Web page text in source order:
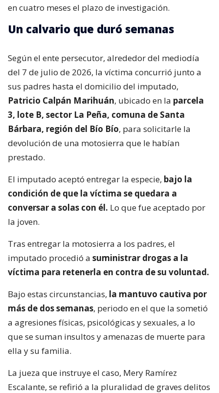
en cuatro meses el plazo de investigación.
Un calvario que duró semanas
Según el ente persecutor, alrededor del mediodía
del 7 de julio de 2026, la víctima concurrió junto a
sus padres hasta el domicilio del imputado,
Patricio Calpán Marihuán, ubicado en la parcela
3, lote B, sector La Peña, comuna de Santa
Bárbara, región del Bío Bío, para solicitarle la
devolución de una motosierra que le habían
prestado.
El imputado aceptó entregar la especie, bajo la
condición de que la víctima se quedara a
conversar a solas con él. Lo que fue aceptado por
la joven.
Tras entregar la motosierra a los padres, el
imputado procedió a suministrar drogas a la
víctima para retenerla en contra de su voluntad.
Bajo estas circunstancias, la mantuvo cautiva por
más de dos semanas, periodo en el que la sometió
a agresiones físicas, psicológicas y sexuales, a lo
que se suman insultos y amenazas de muerte para
ella y su familia.
La jueza que instruye el caso, Mery Ramírez
Escalante, se refirió a la pluralidad de graves delitos